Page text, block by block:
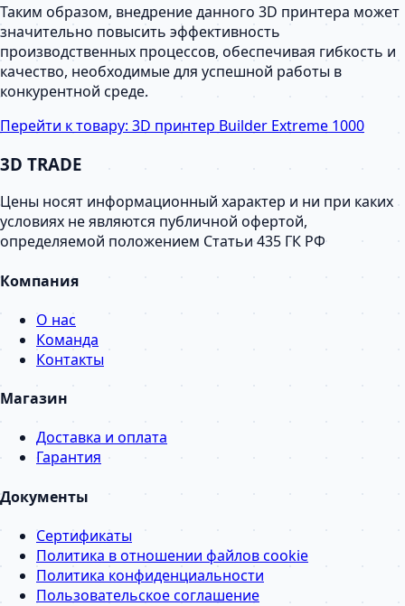
Таким образом, внедрение данного 3D принтера может
значительно повысить эффективность
производственных процессов, обеспечивая гибкость и
качество, необходимые для успешной работы в
конкурентной среде.
Перейти к товару: 3D принтер Builder Extreme 1000
3D TRADE
Цены носят информационный характер и ни при каких
условиях не являются публичной офертой,
определяемой положением Статьи 435 ГК РФ
Компания
О нас
Команда
Контакты
Магазин
Доставка и оплата
Гарантия
Документы
Сертификаты
Политика в отношении файлов cookie
Политика конфиденциальности
Пользовательское соглашение